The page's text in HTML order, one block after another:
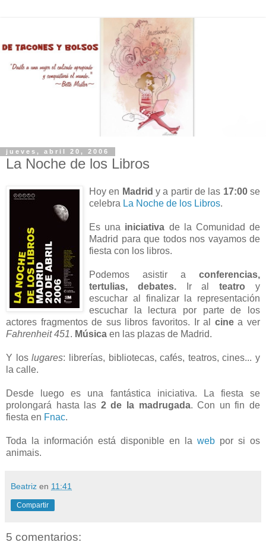
jueves, abril 20, 2006
La Noche de los Libros
Hoy en Madrid y a partir de las 17:00se
celebra La Noche de los Libros.
Es una iniciativa de la Comunidad de
Madrid para que todos nos vayamos de
fiesta con los libros.
Podemos asistir a conferencias,
tertulias, debates.Ir alteatro y
escuchar al finalizar la representación
escuchar la lectura por parte de los
actores fragmentos de sus libros favoritos. Ir al cinea ver
Fahrenheit 451. Música en las plazas de Madrid.
Y loslugares: librerías, bibliotecas, cafés, teatros, cines... y
la calle.
Desde luego es una fantástica iniciativa. La fiesta se
prolongará hasta las 2 de la madrugada. Con un fin de
fiesta en Fnac.
Toda la información está disponible en la web por si os
animais.
Beatriz en 11:41
Compartir
5 comentarios: